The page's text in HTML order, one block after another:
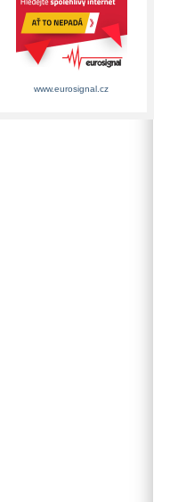
www.eurosignal.cz